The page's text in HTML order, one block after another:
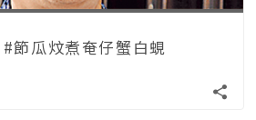
節瓜炆煮奄仔蟹白蜆